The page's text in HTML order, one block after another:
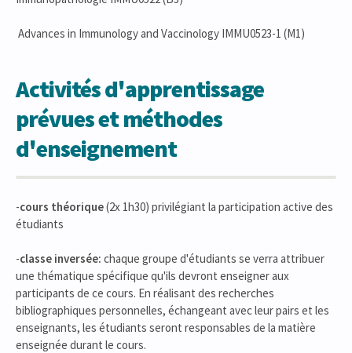
Advances in Immunology and Vaccinology IMMU0523-1 (M1)
Activités d'apprentissage
prévues et méthodes
d'enseignement
-cours théorique(2x 1h30) privilégiant la participation active des
étudiants
-classe inversée: chaque groupe d'étudiants se verra attribuer
une thématique spécifique qu'ils devront enseigner aux
participants de ce cours. En réalisant des recherches
bibliographiques personnelles, échangeant avec leur pairs et les
enseignants, les étudiants seront responsables de la matière
enseignée durant le cours.